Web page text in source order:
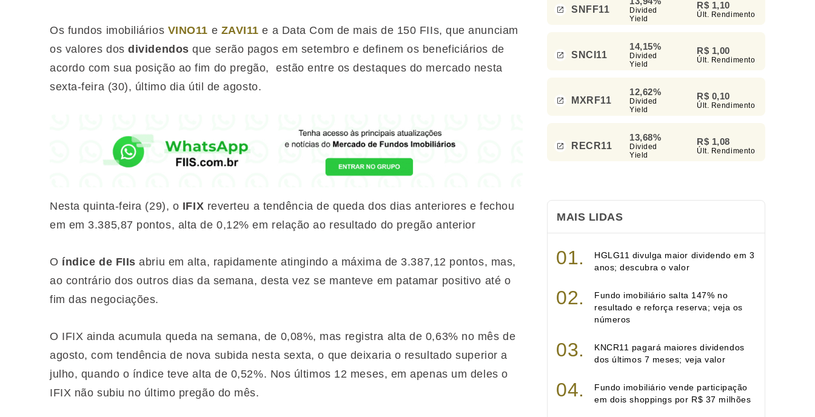
Os fundos imobiliários VINO11 e ZAVI11 e a Data Com de mais de 150 FIIs, que anunciam
os valores dosdividendos que serão pagos em setembro e definem os beneficiários de
acordo com sua posição ao fim do pregão, estão entre os destaques do mercado nesta
sexta-feira (30), último dia útil de agosto.
Nesta quinta-feira (29), o IFIX reverteu a tendência de queda dos dias anteriores e fechou
em em 3.385,87 pontos, alta de 0,12% em relação ao resultado do pregão anterior
O índice de FIIs abriu em alta, rapidamente atingindo a máxima de 3.387,12 pontos, mas,
ao contrário dos outros dias da semana, desta vez se manteve em patamar positivo até o
fim das negociações.
O IFIX ainda acumula queda na semana, de 0,08%, mas registra alta de 0,63% no mês de
agosto, com tendência de nova subida nesta sexta, o que deixaria o resultado superior a
julho, quando o índice teve alta de 0,52%. Nos últimos 12 meses, em apenas um deles o
IFIX não subiu no último pregão do mês.
SNFF11
Divided
Yield
R$ 1,10
Últ. Rendimento
SNCI11
14,15%
Divided
Yield
R$ 1,00
Últ. Rendimento
MXRF11
12,62%
Divided
Yield
R$ 0,10
Últ. Rendimento
RECR11
13,68%
Divided
Yield
R$ 1,08
Últ. Rendimento
MAIS LIDAS
HGLG11 divulga maior dividendo em 3
anos; descubra o valor
Fundo imobiliário salta 147% no
resultado e reforça reserva; veja os
números
KNCR11 pagará maiores dividendos
dos últimos 7 meses; veja valor
Fundo imobiliário vende participação
em dois shoppings por R$ 37 milhões